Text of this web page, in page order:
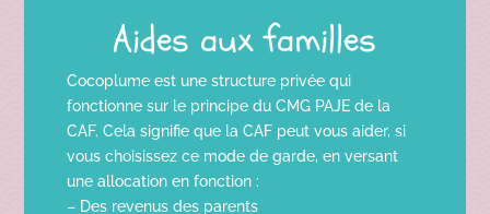
Aides aux familles
Cocoplume est une structure privée qui
fonctionne sur le principe du CMG PAJE de la
CAF. Cela signifie que la CAF peut vous aider, si
vous choisissez ce mode de garde, en versant
une allocation en fonction :
– Des revenus des parents